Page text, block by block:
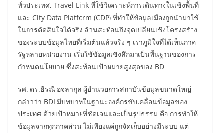
ทั่วประเทศ, Travel Link ที่ใช้วิเคราะห์การเดินทางในเชิงพื้นที่
และ City Data Platform (CDP) ที่ทำให้ข้อมูลเมืองถูกนำมาใช้
ในการตัดสินใจได้จริง ล้วนสะท้อนถึงจุดเปลี่ยนเชิงโครงสร้าง
ของระบบข้อมูลไทยที่เริ่มต้นแล้วจริง ๆ เราภูมิใจที่ได้เห็นภาค
รัฐหลายหน่วยงาน เริ่มใช้ข้อมูลเชิงลึกมาเป็นพื้นฐานของการ
กำหนดนโยบาย ซึ่งสะท้อนเป้าหมายสูงสุดของ BDI
​รศ. ดร.ธีรณี อจลากุล ผู้อำนวยการสถาบันข้อมูลขนาดใหญ่
กล่าวว่า BDI มีบทบาทในฐานะองค์กรขับเคลื่อนข้อมูลของ
ประเทศ ด้วยเป้าหมายที่ชัดเจนและเป็นรูปธรรม คือ การทำให้
ข้อมูลจากทุกภาคส่วน ไม่เพียงแค่ถูกจัดเก็บอย่างมีระบบ แต่